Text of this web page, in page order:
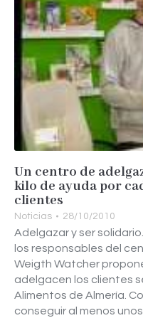
Un centro de
kilo de ayuda por
clientes
Noticias 28/10/2010
Adelgazar y ser
los responsables del
Weigth Watcher
adelgacen los clientes
Alimentos de Almería.
conseguir al menos